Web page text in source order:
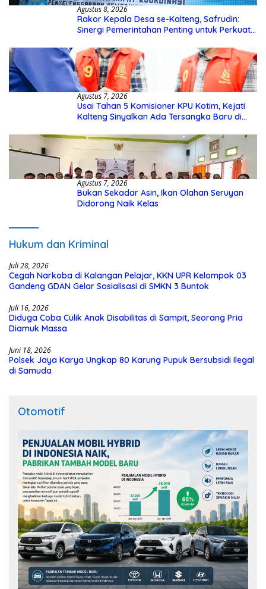
Agustus 8, 2026
Rakor Kepala Desa se-Kalteng, Safrudin:
Sinergi Pemerintahan Penting untuk Perkuat
Agustus 7, 2026
Usai Tahan 5 Komisioner KPU Kotim, Kejati
Kalteng Sinyalkan Ada Tersangka Baru di
Agustus 7, 2026
Bukan Sekadar Asin, Ikan Olahan Seruyan
Didorong Naik Kelas
Hukum dan Kriminal
Juli 28, 2026
Cegah Narkoba di Kalangan Pelajar, KKN UPR Kelompok 03
Gandeng GDAN Gelar Sosialisasi di SMKN 3 Buntok
Juli 16, 2026
Diduga Coba Culik Anak Disabilitas di Sampit, Seorang Pria
Diamuk Massa
Juni 18, 2026
Polsek Jaya Karya Ungkap 80 Karung Pupuk Bersubsidi Ilegal
di Samuda
Otomotif